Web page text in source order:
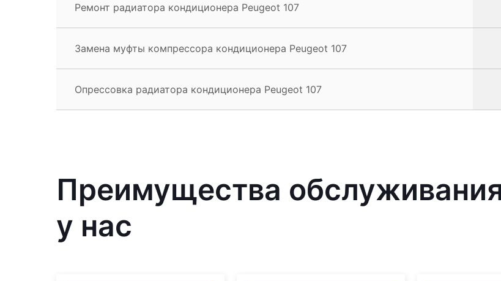
Ремонт радиатора кондиционера Peugeot 107
Замена муфты компрессора кондиционера Peugeot 107
Опрессовка радиатора кондиционера Peugeot 107
Преимущества
у нас